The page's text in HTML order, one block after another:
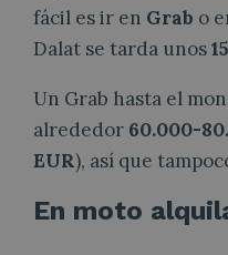
fácil es ir en Grab o
Dalat se tarda unos
Un Grab hasta el
alrededor 60.000-
EUR), así que
En moto